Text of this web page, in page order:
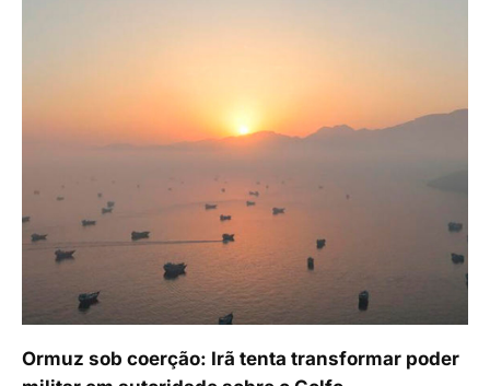
Ormuz sob coerção: Irã tenta transformar poder